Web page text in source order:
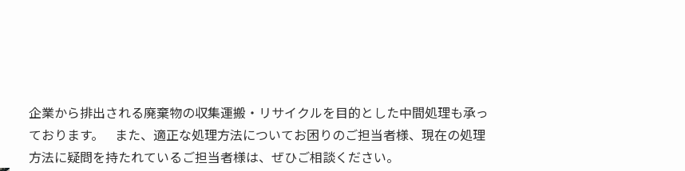
企業から排出される廃棄物の収集運搬・リサイクルを目的とした中間処理も承っ
ております。 また、適正な処理方法についてお困りのご担当者様、現在の処理
方法に疑問を持たれているご担当者様は、ぜひご相談ください。